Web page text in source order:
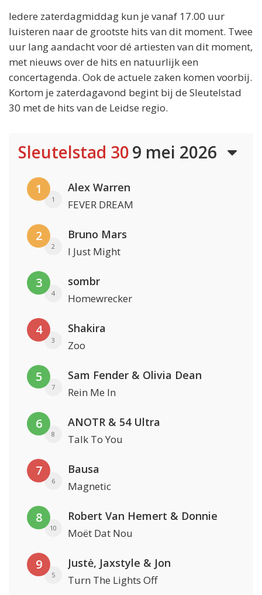
Iedere zaterdagmiddag kun je vanaf 17.00 uur
luisteren naar de grootste hits van dit moment. Twee
uur lang aandacht voor dé artiesten van dit moment,
met nieuws over de hits en natuurlijk een
concertagenda. Ook de actuele zaken komen voorbij.
Kortom je zaterdagavond begint bij de Sleutelstad
30 met de hits van de Leidse regio.
Sleutelstad 309 mei 2026
1
1
Alex Warren
FEVER DREAM
2
2
Bruno Mars
I Just Might
3
4
sombr
Homewrecker
4
3
Shakira
Zoo
5
7
Sam Fender & Olivia Dean
Rein Me In
6
8
ANOTR & 54 Ultra
Talk To You
7
6
Bausa
Magnetic
8
10
Robert Van Hemert & Donnie
Moët Dat Nou
9
5
Justė, Jaxstyle & Jon
Turn The Lights Off